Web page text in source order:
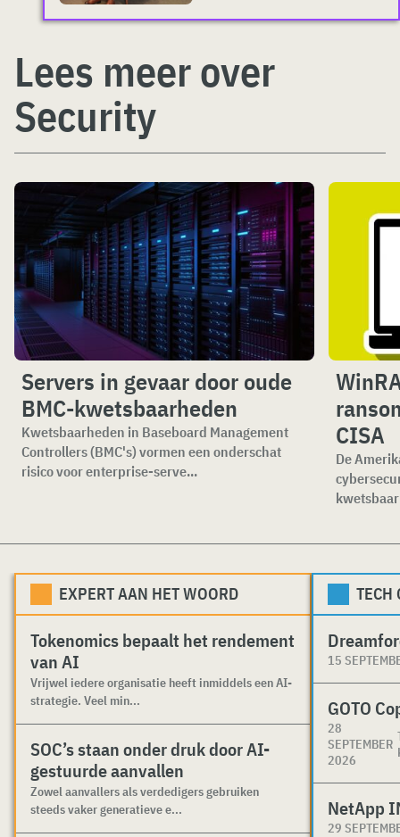
Lees meer over
Security
Servers in gevaar door oude
BMC-kwetsbaarheden
Kwetsbaarheden in Baseboard Management
Controllers (BMC's) vormen een onderschat
risico voor enterprise-serve...
CISA
De
EXPERT AAN HET WOORD
Tokenomics bepaalt het rendement
van AI
Vrijwel iedere organisatie heeft inmiddels een AI-
strategie. Veel min...
SOC’s staan onder druk door AI-
gestuurde aanvallen
Zowel aanvallers als verdedigers gebruiken
steeds vaker generatieve e...
TECH
15
GOTO
28
SEPTEMBER
2026
NetApp
29